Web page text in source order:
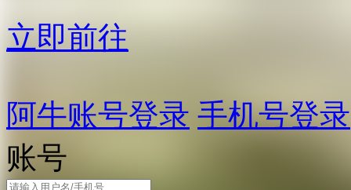
立即前往
阿牛账号登录 手机号登录
账号